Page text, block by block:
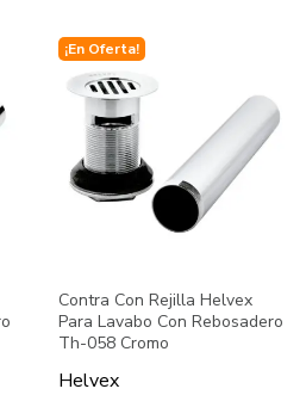
¡En Oferta!
Contra Con Rejilla Helvex
Para Lavabo Con Rebosadero
Th-058 Cromo
Helvex